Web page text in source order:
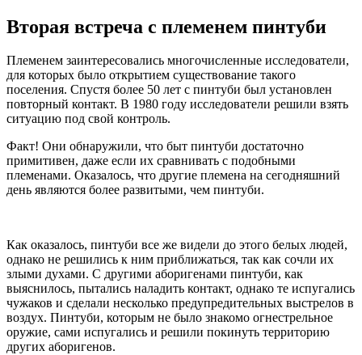
Вторая встреча с племенем пинтуби
Племенем заинтересовались многочисленные исследователи,
для которых было открытием существование такого
поселения. Спустя более 50 лет с пинтуби был установлен
повторный контакт. В 1980 году исследователи решили взять
ситуацию под свой контроль.
Факт! Они обнаружили, что быт пинтуби достаточно
примитивен, даже если их сравнивать с подобными
племенами. Оказалось, что другие племена на сегодняшний
день являются более развитыми, чем пинтуби.
Как оказалось, пинтуби все же видели до этого белых людей,
однако не решились к ним приближаться, так как сочли их
злыми духами. С другими аборигенами пинтуби, как
выяснилось, пытались наладить контакт, однако те испугались
чужаков и сделали несколько предупредительных выстрелов в
воздух. Пинтуби, которым не было знакомо огнестрельное
оружие, сами испугались и решили покинуть территорию
других аборигенов.